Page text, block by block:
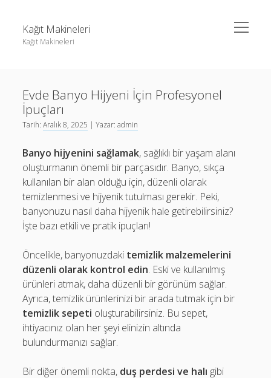
Kağıt Makineleri
Kağıt Makineleri
menüyü
aç
Liste
Sayfa Listesi
Youtube Yorum Kasma Şifresiz
Linkedin Takipçi Kasma Hilesi
Sayfa Listesi
tiktok takipçi sayısı nasıl arttırılır
Youtube Yorum Kasma Şifresiz
Evde Banyo Hijyeni İçin Profesyonel
İpuçları
Tarih:Aralık 8, 2025 | Yazar:admin
Banyo hijyenini sağlamak, sağlıklı bir yaşam alanı
oluşturmanın önemli bir parçasıdır. Banyo, sıkça
kullanılan bir alan olduğu için, düzenli olarak
temizlenmesi ve hijyenik tutulması gerekir. Peki,
banyonuzu nasıl daha hijyenik hale getirebilirsiniz?
İşte bazı etkili ve pratik ipuçları!
Öncelikle, banyonuzdaki temizlik malzemelerini
düzenli olarak kontrol edin. Eski ve kullanılmış
ürünleri atmak, daha düzenli bir görünüm sağlar.
Ayrıca, temizlik ürünlerinizi bir arada tutmak için bir
temizlik sepeti oluşturabilirsiniz. Bu sepet,
ihtiyacınız olan her şeyi elinizin altında
bulundurmanızı sağlar.
Bir diğer önemli nokta, duş perdesi ve halı gibi